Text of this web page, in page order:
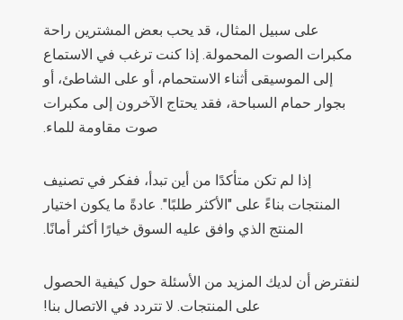
على سبيل المثال، قد يحب بعض المشترين راحة
مكبرات الصوت المحمولة. إذا كنت ترغب في الاستماع
إلى الموسيقى أثناء الاستحمام، أو على الشاطئ، أو
بجوار حمام السباحة، فقد يحتاج الآخرون إلى مكبرات
صوت مقاومة للماء.
إذا لم تكن متأكدًا من أين تبدأ، ففكر في تصنيف
المنتجات بناءً على "الأكثر طلبًا". عادةً ما يكون اختيار
المنتج الذي وافق عليه السوق خيارًا أكثر أمانًا.
لنفترض أن لديك المزيد من الأسئلة حول كيفية الحصول
على المنتجات. لا تتردد في الاتصال بنا!